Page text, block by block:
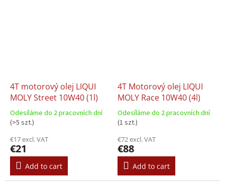
4T motorový olej LIQUI
MOLY Street 10W40 (1l)
Odesíláme do 2 pracovních dní
(>5 szt.)
€17 excl. VAT
€21
Add to cart
4T Motorový olej LIQUI
MOLY Race 10W40 (4l)
Odesíláme do 2 pracovních dní
(1 szt.)
€72 excl. VAT
€88
Add to cart